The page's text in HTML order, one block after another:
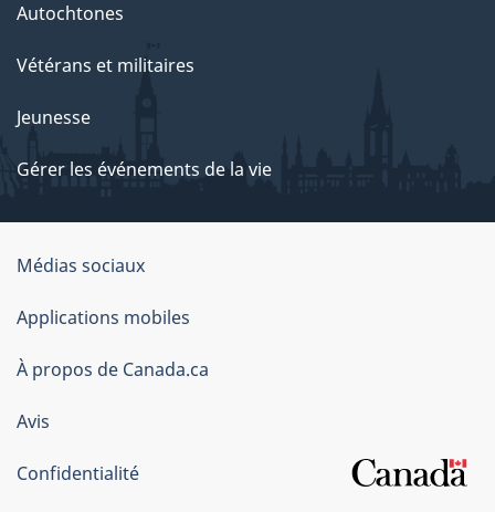
Autochtones
Vétérans et militaires
Jeunesse
Gérer les événements de la vie
Organisation
du
gouvernement
du
Canada
Médias sociaux
Applications mobiles
À propos de Canada.ca
Avis
Confidentialité